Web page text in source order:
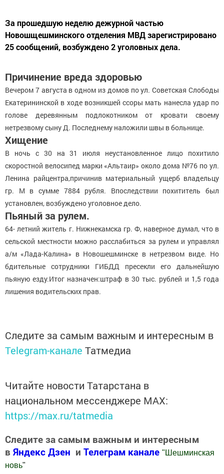
За прошедшую неделю дежурной частью
Новошщешминского отделения МВД зарегистрировано
25 сообщений, возбуждено 2 уголовных дела.
Причинение вреда здоровью
Вечером 7 августа в одном из домов по ул. Советская Слободы
Екатерининской в ходе возникшей ссоры мать нанесла удар по
голове деревянным подлокотником от кровати своему
нетрезвому сыну Д. Последнему наложили швы в больнице.
Хищение
В ночь с 30 на 31 июля неустановленное лицо похитило
скоростной велосипед марки «Альтаир» около дома №76 по ул.
Ленина райцентра,причинив материальный ущерб владельцу
гр. М в сумме 7884 рубля. Впоследствии похититель был
установлен, возбуждено уголовное дело.
Пьяный за рулем.
64- летний житель г. Нижнекамска гр. Ф, наверное думал, что в
сельской местности можно расслабиться за рулем и управлял
а/м «Лада-Калина» в Новошешминске в нетрезвом виде. Но
бдительные сотрудники ГИБДД пресекли его дальнейшую
пьяную езду.Итог назначен:штраф в 30 тыс. рублей и 1,5 года
лишения водительских прав.
Следите за самым важным и интересным в
Telegram-канале Татмедиа
Читайте новости Татарстана в
национальном мессенджере MАХ:
https://max.ru/tatmedia
Следите за самым важным и интересным
в Яндекс Дзен и Телеграм канале " Шешминская
новь"